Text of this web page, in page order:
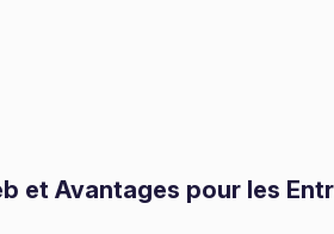
et Avantages pour les